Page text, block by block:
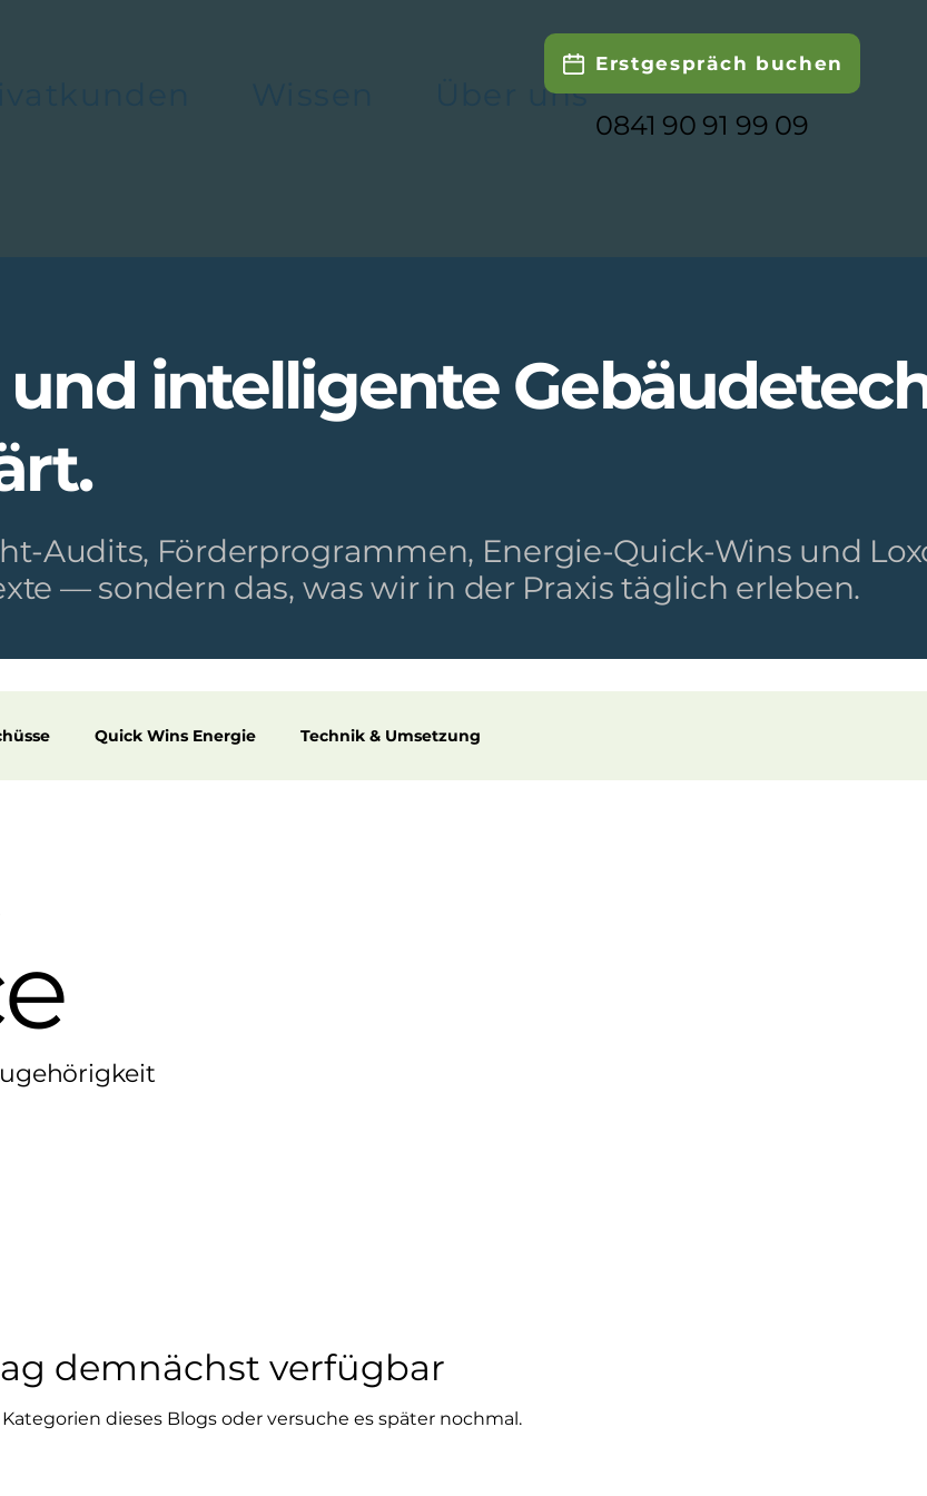
Über uns
Erstgespräch buchen
0841 90 91 99 09
intelligente
Audits, Förderprogrammen, Energie-Quick-Wins und
— sondern das, was wir in der Praxis täglich erleben.
Quick Wins Energie Technik & Umsetzung
demnächst verfügbar
dieses Blogs oder versuche es später nochmal.